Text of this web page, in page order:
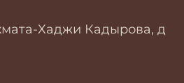
Хаджи Кадырова, д